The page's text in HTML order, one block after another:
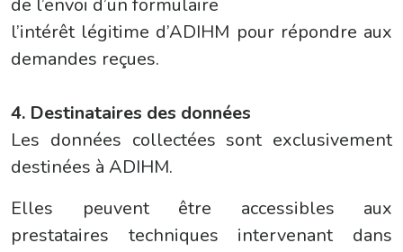
de l’envoi d’un formulaire
l’intérêt légitime d’ADIHM pour répondre aux
demandes reçues.
4. Destinataires des données
Les données collectées sont exclusivement
destinées à ADIHM.
Elles peuvent être accessibles aux
prestataires techniques intervenant dans